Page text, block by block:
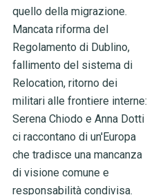
quello della migrazione.
Mancata riforma del
Regolamento di Dublino,
fallimento del sistema di
Relocation, ritorno dei
militari alle frontiere interne:
Serena Chiodo e Anna Dotti
ci raccontano di un'Europa
che tradisce una mancanza
di visione comune e
responsabilità condivisa.